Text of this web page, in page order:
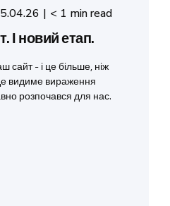
< 1 min read
І новий етап.
сайт - і це більше, ніж
видиме вираження
розпочався для нас.